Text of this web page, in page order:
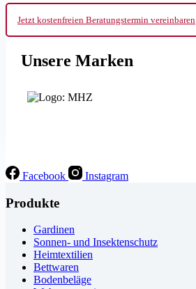
Jetzt kostenfreien Beratungstermin vereinbaren
Unsere Marken
Facebook Instagram
Produkte
Gardinen
Sonnen- und Insektenschutz
Heimtextilien
Bettwaren
Bodenbeläge